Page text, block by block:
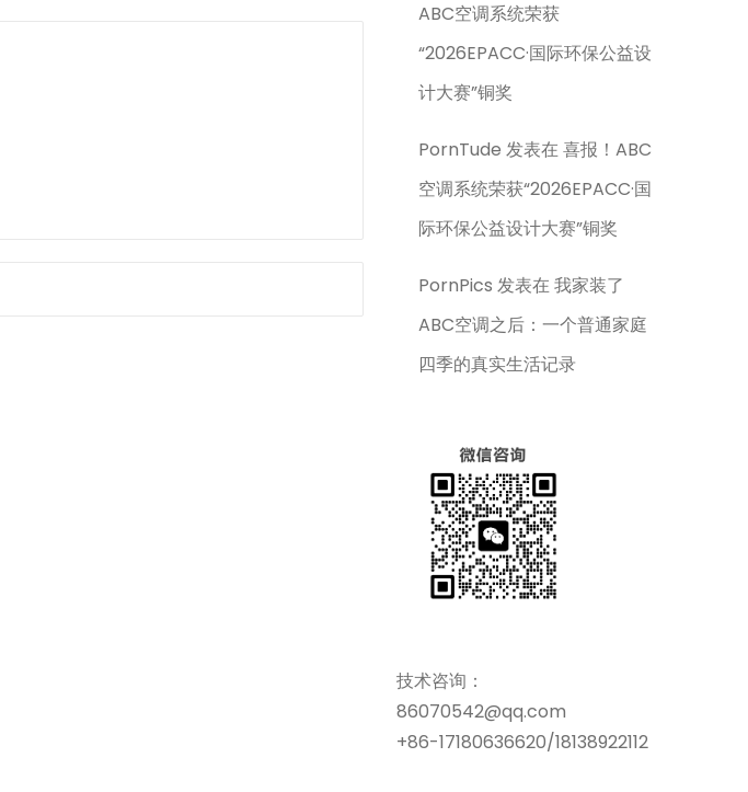
ABC空调系统荣获
“2026EPACC·国际环保公益设
计大赛”铜奖
PornTude 发表在喜报！ABC
空调系统荣获“2026EPACC·国
际环保公益设计大赛”铜奖
PornPics 发表在我家装了
ABC空调之后：一个普通家庭
四季的真实生活记录
技术咨询：
86070542@qq.com
+86-17180636620/18138922112